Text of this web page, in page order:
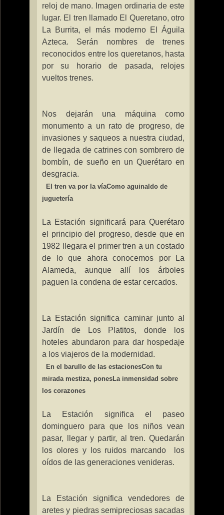
reloj de mano. Imagen ordinaria de este
lugar. El tren llamado El Queretano, otro
La Burrita, el más moderno El Águila
Azteca. Serán nombres de trenes
reconocidos entre los queretanos, hasta
por su horario de pasada, relojes
vueltos trenes.
Nos dejarán una máquina como
monumento a un rato de progreso, de
invasiones y saqueos a nuestra ciudad,
de llegada de catrines con sombrero de
bombín, de sueño en un Querétaro en
desgracia.
El tren va por la víaComo aguinaldo de
juguetería
La Estación significará para Querétaro
el principio del progreso, desde que en
1982 llegara el primer tren a un costado
de lo que ahora conocemos por
La
Alameda, aunque allí los árboles
paguen la condena de estar cercados.
La Estación significa caminar junto al
Jardín de Los Platitos, donde los
hoteles abundaron para dar hospedaje
a los viajeros de la modernidad.
En el barullo de las estacionesCon tu
mirada mestiza, ponesLa inmensidad sobre
los corazones
La Estación significa el paseo
dominguero para que los niños vean
pasar, llegar y partir, al tren. Quedarán
los olores y los ruidos marcando
los
oídos de las generaciones venideras.
La Estación significa vendedores de
aretes y piedras semipreciosas sacadas